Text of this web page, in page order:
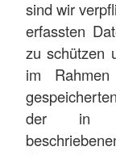
sind wir
erfassten
zu schützen
im
der in